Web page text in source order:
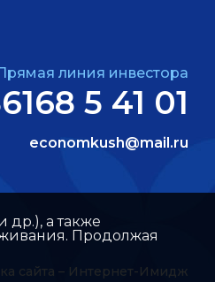
линия инвестора
5 41 01
economkush@mail.ru
сайта – Интернет-Имидж
др.), а также
Продолжая